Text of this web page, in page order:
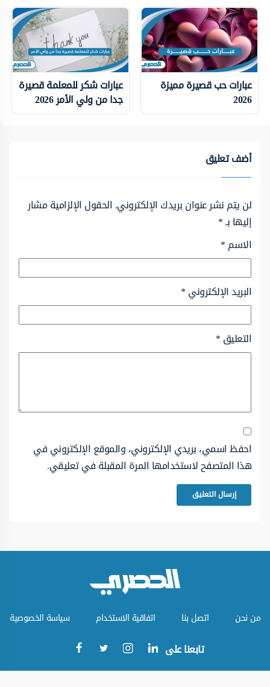
عبارات حب قصيرة مميزة
2026
عبارات شكر للمعلمة قصيرة
جدا من ولي الأمر 2026
أضف تعليق
لن يتم نشر عنوان بريدك الإلكتروني. الحقول الإلزامية مشار
إليها بـ*
الاسم*
البريد الإلكتروني*
التعليق*
احفظ اسمي، بريدي الإلكتروني، والموقع الإلكتروني في
هذا المتصفح لاستخدامها المرة المقبلة في تعليقي.
من نحن اتصل بنا اتفاقية الاستخدام سياسة الخصوصية
تابعنا على